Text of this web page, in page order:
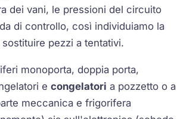
dei vani, le pressioni del circuito
di controllo, così individuiamo la
pezzi a tentativi.
monoporta, doppia porta,
econgelatori a pozzetto o a
meccanica e frigorifera